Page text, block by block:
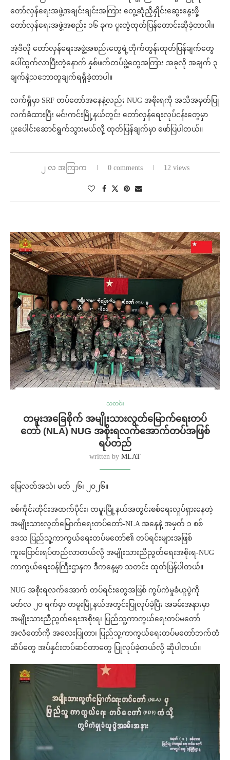
တော်လှန်ရေးအဖွဲ့အချင်းချင်းအကြား တွေ့ဆုံညှိနှိုင်းဆွေးနွေးဖို့
တော်လှန်ရေးအဖွဲ့အစည်း ၁၆ ခုက ပူးတွဲထုတ်ပြန်တောင်းဆိုခဲ့တာပါ။
အဲ့ဒီလို တော်လှန်ရေးအဖွဲ့အစည်းတွေရဲ့တိုက်တွန်းထုတ်ပြန်ချက်တွေ
ပေါ်ထွက်လာပြီးတဲ့နောက် နှစ်ဖက်တပ်ဖွဲ့တွေအကြား အခုလို အချက် ၃
ချက်နဲ့သဘောတူချက်ရရှိခဲ့တာပါ။
လက်ရှိမှာ SRF တပ်တော်အနေနဲ့လည်း NUG အစိုးရကို အသိအမှတ်ပြု
လက်ခံထားပြီး မင်းကင်းမြို့နယ်တွင်း တော်လှန်ရေးလုပ်ငန်းတွေမှာ
ပူးပေါင်းဆောင်ရွက်သွားမယ်လို့ ထုတ်ပြန်ချက်မှာ ဖော်ပြပါတယ်။
၂ လ အကြာက 0 comments 12 views
သတင်း
တမူးအခြေစိုက် အမျိုးသားလွတ်မြောက်ရေးတပ်
တော် (NLA) NUG အစိုးရလက်အောက်တပ်အဖြစ်
ရပ်တည်
written by MLAT
မြေလတ်အသံ၊ မတ် ၂၆၊ ၂၀၂၆။
စစ်ကိုင်းတိုင်းအထက်ပိုင်း၊ တမူးမြို့နယ်အတွင်းစစ်ရေးလှုပ်ရှားနေတဲ့
အမျိုးသားလွတ်မြောက်ရေးတပ်တော်-NLA အနေနဲ့ အမှတ် ၁ စစ်
ဒေသ ပြည်သူ့ကာကွယ်ရေးတပ်မတော်၏ တပ်ရင်းများအဖြစ်
ကူးပြောင်းရပ်တည်လာတယ်လို့ အမျိုးသားညီညွတ်ရေးအစိုးရ-NUG
ကာကွယ်ရေးဝန်ကြီးဌာနက ဒီကနေ့မှာ သတင်း ထုတ်ပြန်ပါတယ်။
NUG အစိုးရလက်အောက် တပ်ရင်းတွေအဖြစ် ကွပ်ကဲမှုခံယူပွဲကို
မတ်လ ၂၀ ရက်မှာ တမူးမြို့နယ်အတွင်းပြုလုပ်ခဲ့ပြီး အခမ်းအနားမှာ
အမျိုးသားညီညွတ်ရေးအစိုးရ၊ ပြည်သူ့ကာကွယ်ရေးတပ်မတော်
အလံတော်ကို အလေးပြုတာ၊ ပြည်သူ့ကာကွယ်ရေးတပ်မတော်ဘက်တံ
ဆိပ်တွေ အပ်နှင်းတပ်ဆင်တာတွေ ပြုလုပ်ခဲ့တယ်လို့ ဆိုပါတယ်။